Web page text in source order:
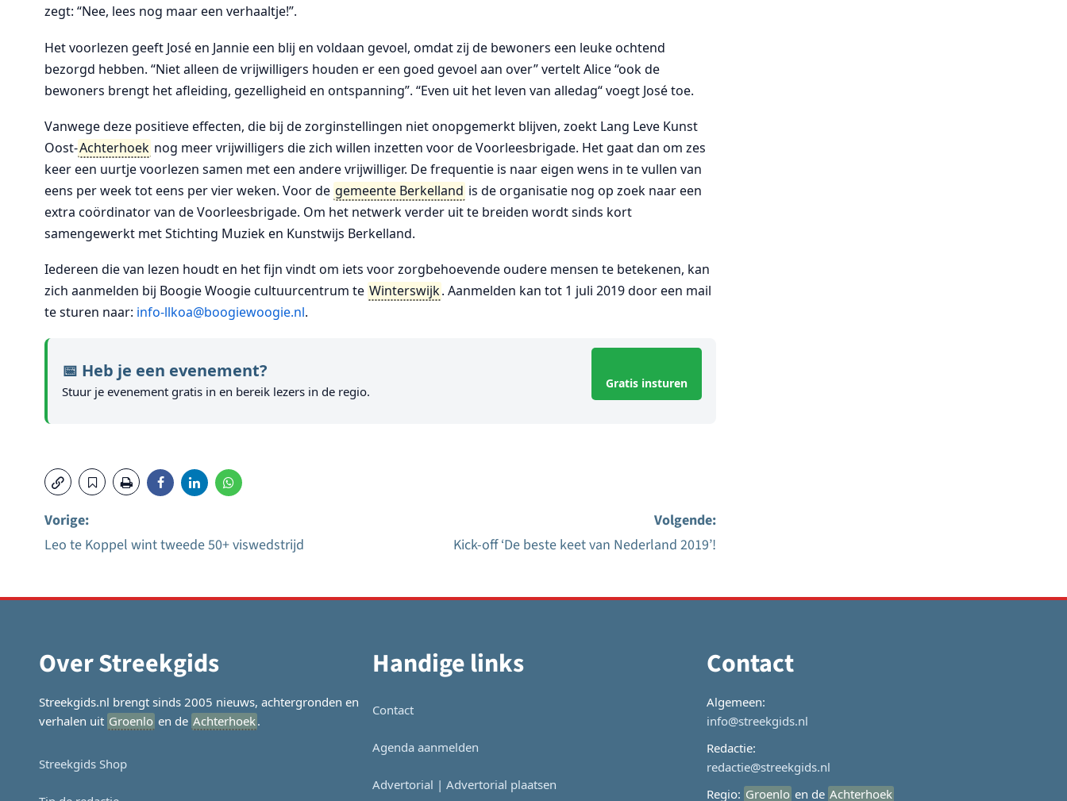
zegt: “Nee, lees nog maar een verhaaltje!”.
Het voorlezen geeft José en Jannie een blij en voldaan gevoel, omdat zij de bewoners een leuke ochtend
bezorgd hebben. “Niet alleen de vrijwilligers houden er een goed gevoel aan over” vertelt Alice “ook de
bewoners brengt het afleiding, gezelligheid en ontspanning”. “Even uit het leven van alledag“ voegt José toe.
Vanwege deze positieve effecten, die bij de zorginstellingen niet onopgemerkt blijven, zoekt Lang Leve Kunst
Oost-Achterhoek nog meer vrijwilligers die zich willen inzetten voor de Voorleesbrigade. Het gaat dan om zes
keer een uurtje voorlezen samen met een andere vrijwilliger. De frequentie is naar eigen wens in te vullen van
eens per week tot eens per vier weken. Voor de gemeente Berkelland is de organisatie nog op zoek naar een
extra coördinator van de Voorleesbrigade. Om het netwerk verder uit te breiden wordt sinds kort
samengewerkt met Stichting Muziek en Kunstwijs Berkelland.
Iedereen die van lezen houdt en het fijn vindt om iets voor zorgbehoevende oudere mensen te betekenen, kan
zich aanmelden bij Boogie Woogie cultuurcentrum te Winterswijk. Aanmelden kan tot 1 juli 2019 door een mail
te sturen naar: info-llkoa@boogiewoogie.nl.
📅 Heb je een evenement?
Stuur je evenement gratis in en bereik lezers in de regio.
Gratis insturen
Bericht
navigatie
Vorige:
Leo te Koppel wint tweede 50+ viswedstrijd
Volgende:
Kick-off ‘De beste keet van Nederland 2019’!
Over Streekgids
Streekgids.nl brengt sinds 2005 nieuws, achtergronden en
verhalen uit Groenlo en de Achterhoek.
Streekgids Shop
Handige links
Contact
Agenda aanmelden
Advertorial | Advertorial plaatsen
Contact
Algemeen:
info@streekgids.nl
Redactie:
redactie@streekgids.nl
Regio: Groenlo en de Achterhoek